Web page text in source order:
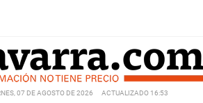
07 DE AGOSTO DE 2026 ACTUALIZADO 16:53